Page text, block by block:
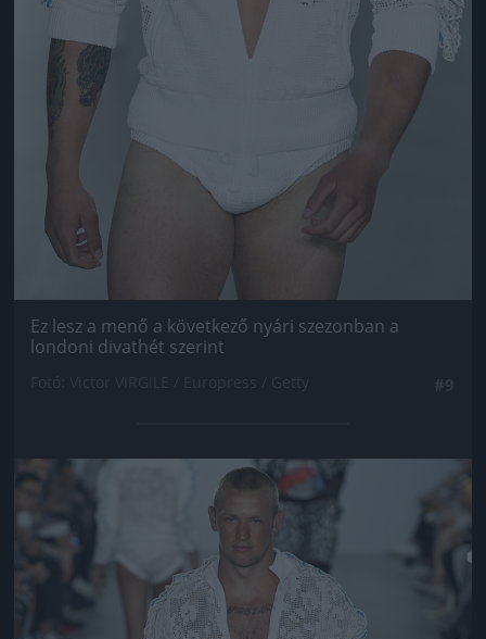
Ez lesz a menő a következő nyári szezonban a
londoni divathét szerint
Jön még kép!